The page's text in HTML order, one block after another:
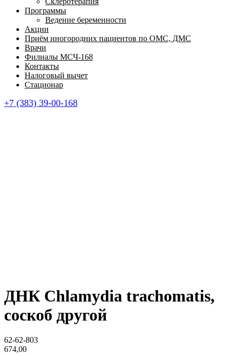
Программы
Ведение беременности
Акции
Приём иногородних пациентов по ОМС, ДМС
Врачи
Филиалы МСЧ-168
Контакты
Налоговый вычет
Стационар
+7 (383) 39-00-168
ДНК Chlamydia trachomatis,
соскоб другой
62-62-803
674,00